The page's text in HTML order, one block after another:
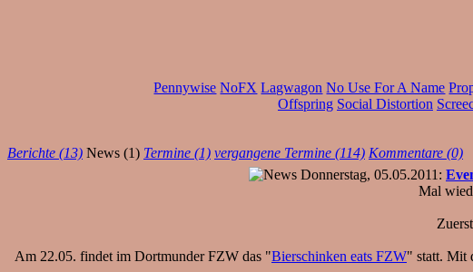
Pennywise NoFX Lagwagon No Use For A Name
Offspring Social Distortion
Berichte (13) News (1) Termine (1) vergangene Termine (114) Kommentare (0)
Donnerstag, 05.05.2011:
Mal
Am 22.05. findet im Dortmunder FZW das "Bierschinken eats FZW" statt. Mit